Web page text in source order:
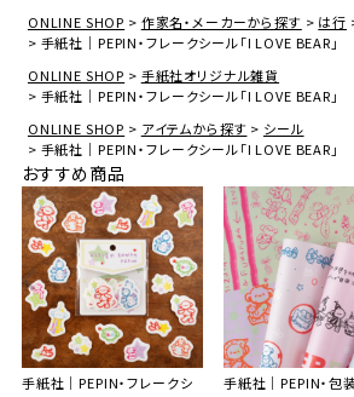
ONLINE SHOP
作家名・メーカーから探す は行
手紙社｜PEPIN・フレークシール「I LOVE BEAR」
ONLINE SHOP
手紙社オリジナル雑貨
手紙社｜PEPIN・フレークシール「I LOVE BEAR」
ONLINE SHOP
アイテムから探す
シール
手紙社｜PEPIN・フレークシール「I LOVE BEAR」
おすすめ商品
手紙社｜PEPIN・フレークシ
手紙社｜PEPIN・包